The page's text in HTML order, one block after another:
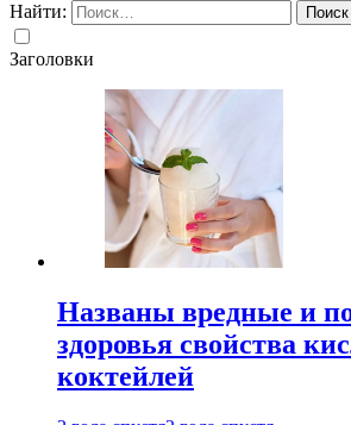
Найти:
Заголовки
Названы вредные и
здоровья свойства
коктейлей